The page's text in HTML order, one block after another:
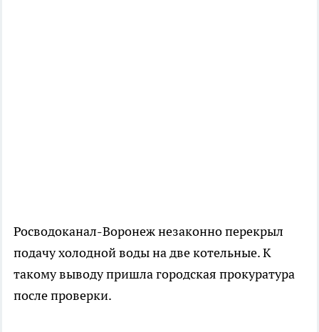
Росводоканал-Воронеж незаконно перекрыл
подачу холодной воды на две котельные. К
такому выводу пришла городская прокуратура
после проверки.